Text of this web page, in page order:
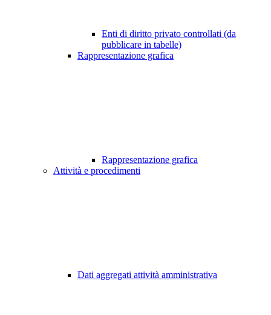
Enti di diritto privato controllati (da
pubblicare in tabelle)
Rappresentazione grafica
Rappresentazione grafica
Attività e procedimenti
Dati aggregati attività amministrativa